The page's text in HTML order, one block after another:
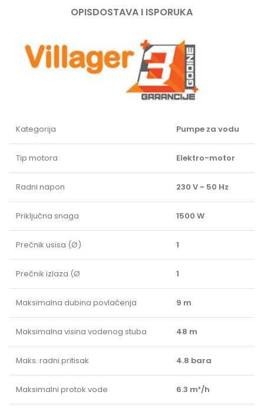
OPISDOSTAVA I ISPORUKA
Kategorija Pumpe za vodu
Tip motora Elektro-motor
Radni napon 230 V ~ 50 Hz
Priključna snaga 1500 W
Prečnik usisa (Ø) 1
Prečnik izlaza (Ø 1
Maksimalna dubina povlačenja 9 m
Maksimalna visina vodenog stuba 48 m
Maks. radni pritisak 4.8 bara
Maksimalni protok vode 6.3 m³/h